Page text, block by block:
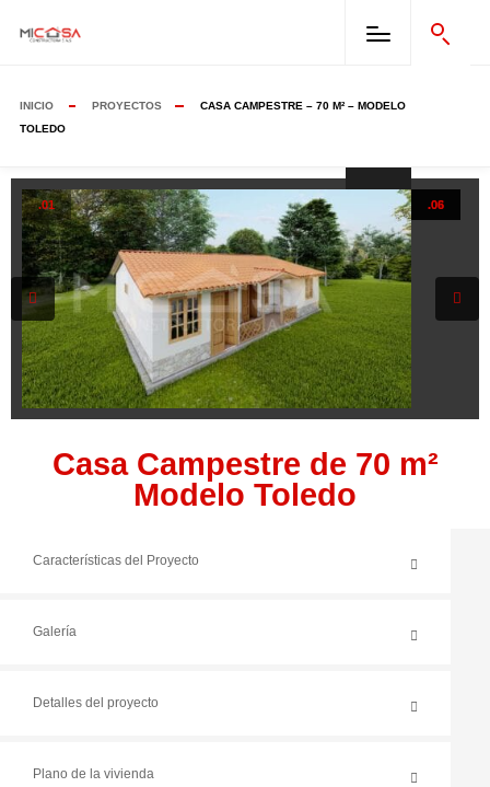
INICIO PROYECTOS
CASA CAMPESTRE – 70 M² – MODELO
TOLEDO
.01 .02
.03
.04
.05
.06
Casa Campestre de 70 m²
Modelo Toledo
Características del Proyecto
Galería
Detalles del proyecto
Plano de la vivienda